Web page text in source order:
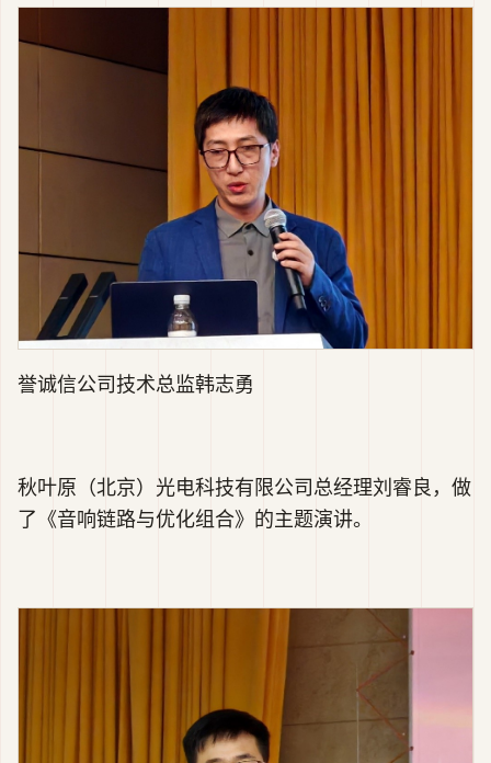
誉诚信公司技术总监韩志勇
秋叶原（北京）光电科技有限公司总经理刘睿良，做
了《音响链路与优化组合》的主题演讲。